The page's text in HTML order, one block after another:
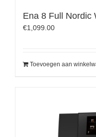
Ena 8 Full Nordic
€1,099.00
Toevoegen aan